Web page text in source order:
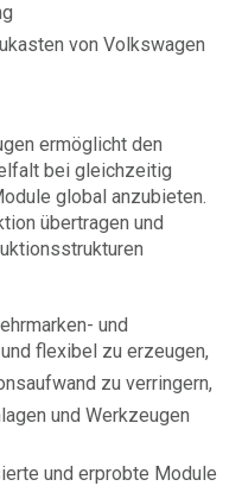
von Volkswagen
ermöglicht den
bei gleichzeitig
global anzubieten.
übertragen und
und
flexibel zu erzeugen,
zu verringern,
und Werkzeugen
und erprobte Module